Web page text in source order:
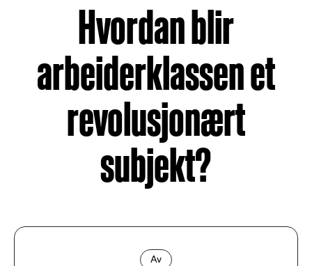
Hvordan blir
arbeiderklassen et
revolusjonært
subjekt?
Av